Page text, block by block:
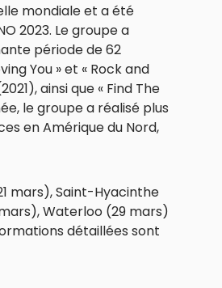
mondiale et a été
2023. Le groupe a
période de 62
You » et « Rock and
ainsi que « Find The
le groupe a réalisé plus
en Amérique du Nord,
mars), Saint-Hyacinthe
Waterloo (29 mars)
détaillées sont